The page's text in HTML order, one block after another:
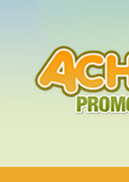
conteúdo